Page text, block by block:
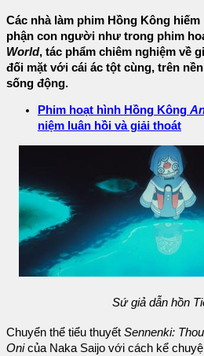
Các nhà làm phim Hồng Kông
phận con người như trong phim
World, tác phẩm chiêm nghiệm về
đối mặt với cái ác tột cùng, trên
sống động.
Phim hoạt hình Hồng Kông
niệm luân hồi và giải thoát
Sứ giả dẫn hồn
Chuyển thể tiểu thuyết Sennenki:
Onicủa Naka Saijo với cách kể